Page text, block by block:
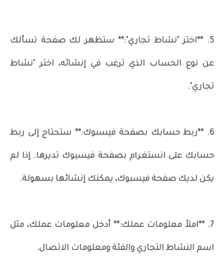
5. **اختر "نشاط تجاري":** ستظهر لك صفحة تسألك
عن نوع الحساب الذي ترغب في إنشائه، اختر "نشاط
تجاري".
6. **ربط حسابك بصفحة فيسبوك:** ستحتاج إلى ربط
حسابك على انستغرام بصفحة فيسبوك تديرها. إذا لم
يكن لديك صفحة فيسبوك، يمكنك إنشائها بسهولة.
7. **املأ معلومات عملك:** أدخل معلومات عملك، مثل
اسم النشاط التجاري والفئة ومعلومات الاتصال.